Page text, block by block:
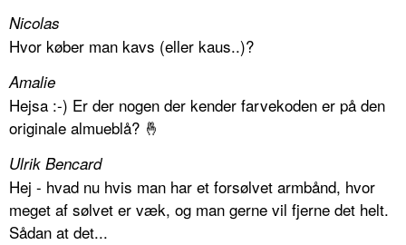
Nicolas
Hvor køber man kavs (eller kaus..)?
Amalie
Hejsa :-) Er der nogen der kender farvekoden er på den
originale almueblå? 🤞
Ulrik Bencard
Hej - hvad nu hvis man har et forsølvet armbånd, hvor
meget af sølvet er væk, og man gerne vil fjerne det helt.
Sådan at det...